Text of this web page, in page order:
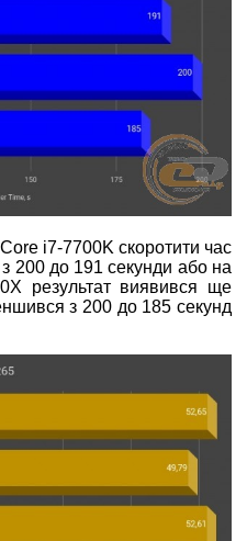
i7-7700K скоротити час
200 до 191 секунди або на
результат виявився ще
з 200 до 185 секунд